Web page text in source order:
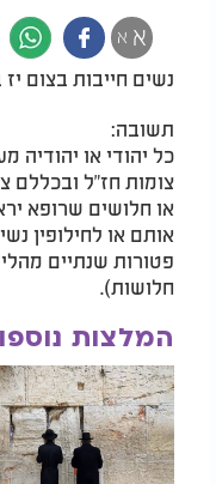
א א
נשים חייבות בצום
תשובה:
כל יהודי או יהודיה
צומות חז"ל ובכללם
או חלושים שרופא
אותם או לחילופין
פטורות שנתיים
חלושות).
המלצות